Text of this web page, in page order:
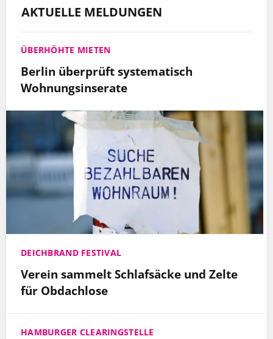
AKTUELLE MELDUNGEN
ÜBERHÖHTE MIETEN
Berlin überprüft systematisch
Wohnungsinserate
DEICHBRAND FESTIVAL
Verein sammelt Schlafsäcke und Zelte
für Obdachlose
HAMBURGER CLEARINGSTELLE